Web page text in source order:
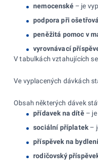
nemocenské– je
podpora při
peněžitá pomoc v
vyrovnávací
V tabulkách vztahujících
Ve vyplacených dávkách
Obsah některých dávek
přídavek na dítě– je
sociální příplatek –
příspěvek na bydlení
rodičovský